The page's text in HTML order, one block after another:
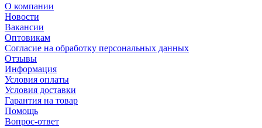
О компании
Новости
Вакансии
Оптовикам
Cогласие на обработку персональных данных
Отзывы
Информация
Условия оплаты
Условия доставки
Гарантия на товар
Помощь
Вопрос-ответ